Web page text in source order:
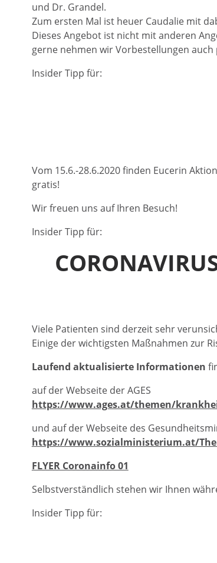
und Dr. Grandel.
Zum ersten Mal ist heuer Caudalie mit
Dieses Angebot ist nicht mit anderen
gerne nehmen wir Vorbestellungen auch
Insider Tipp für:
Vom 15.6.-28.6.2020 finden Eucerin
gratis!
Wir freuen uns auf Ihren Besuch!
Insider Tipp für:
Viele Patienten sind derzeit sehr
Einige der wichtigsten Maßnahmen zur
Laufend aktualisierte Informationen
auf der Webseite der AGES
https://www.ages.at/themen/
und auf der Webseite des
https://www.sozialministerium.at/
FLYER Coronainfo 01
Selbstverständlich stehen wir Ihnen
Insider Tipp für: